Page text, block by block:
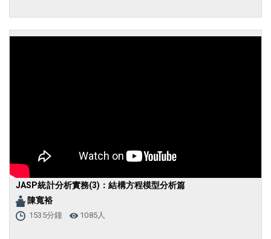
JASP統計分析實務(3)：結構方程模型分析篇
陳寬裕
1535分鐘 1085人